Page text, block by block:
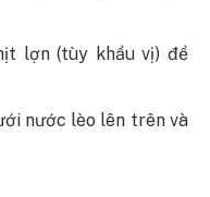
lợn (tùy khẩu vị) để
nước lèo lên trên và